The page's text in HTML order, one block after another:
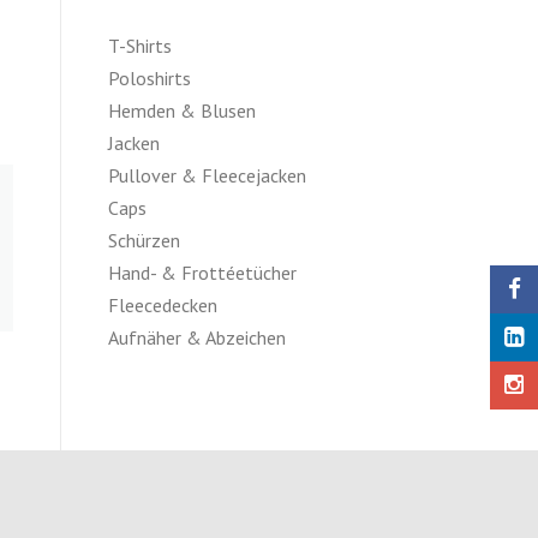
T-Shirts
Poloshirts
Hemden & Blusen
Jacken
Pullover & Fleecejacken
Caps
Schürzen
Hand- & Frottéetücher
Fleecedecken
Aufnäher & Abzeichen